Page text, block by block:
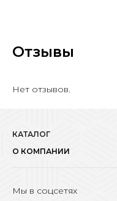
Отзывы
Нет отзывов.
КАТАЛОГ
О КОМПАНИИ
Мы в соцсетях